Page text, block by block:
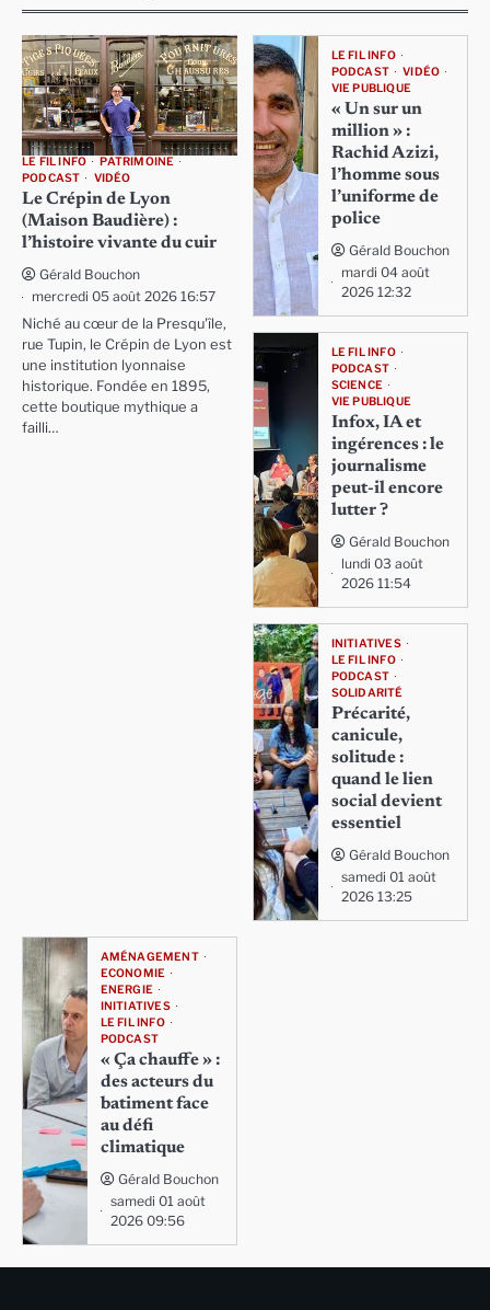
LE FIL INFO
PATRIMOINE
PODCAST
VIDÉO
Le Crépin de Lyon
(Maison Baudière) :
l’histoire vivante du cuir
Gérald Bouchon
mercredi 05 août 2026 16:57
Niché au cœur de la Presqu'île,
rue Tupin, le Crépin de Lyon est
une institution lyonnaise
historique. Fondée en 1895,
cette boutique mythique a
failli…
LE FIL INFO
PODCAST
VIDÉO
VIE PUBLIQUE
« Un sur un
million » :
Rachid Azizi,
l’homme sous
l’uniforme de
police
Gérald Bouchon
mardi 04 août
2026 12:32
LE FIL INFO
PODCAST
SCIENCE
VIE PUBLIQUE
Infox, IA et
ingérences : le
journalisme
peut-il encore
lutter ?
Gérald Bouchon
lundi 03 août
2026 11:54
INITIATIVES
LE FIL INFO
PODCAST
SOLIDARITÉ
Précarité,
canicule,
solitude :
quand le lien
social devient
essentiel
Gérald Bouchon
samedi 01 août
2026 13:25
AMÉNAGEMENT
ECONOMIE
ENERGIE
INITIATIVES
LE FIL INFO
PODCAST
« Ça chauffe » :
des acteurs du
batiment face
au défi
climatique
Gérald Bouchon
samedi 01 août
2026 09:56